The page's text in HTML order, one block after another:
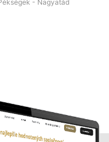
- Nagyatád